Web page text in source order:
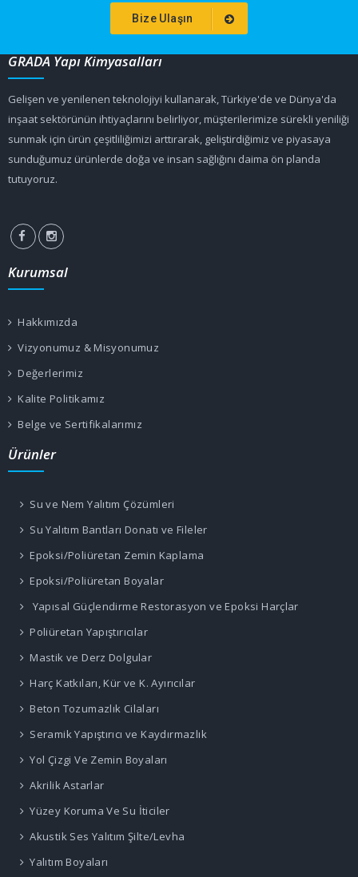
Bize Ulaşın
GRADA Yapı Kimyasalları
Gelişen ve yenilenen teknolojiyi kullanarak, Türkiye'de ve Dünya'da
inşaat sektörünün ihtiyaçlarını belirliyor, müşterilerimize sürekli yeniliği
sunmak için ürün çeşitliliğimizi arttırarak, geliştirdiğimiz ve piyasaya
sunduğumuz ürünlerde doğa ve insan sağlığını daima ön planda
tutuyoruz.
Kurumsal
Hakkımızda
Vizyonumuz & Misyonumuz
Değerlerimiz
Kalite Politikamız
Belge ve Sertifikalarımız
Ürünler
Su ve Nem Yalıtım Çözümleri
Su Yalıtım Bantları Donatı ve Fileler
Epoksi/Poliüretan Zemin Kaplama
Epoksi/Poliüretan Boyalar
Yapısal Güçlendirme Restorasyon ve Epoksi Harçlar
Poliüretan Yapıştırıcılar
Mastik ve Derz Dolgular
Harç Katkıları, Kür ve K. Ayırıcılar
Beton Tozumazlık Cilaları
Seramik Yapıştırıcı ve Kaydırmazlık
Yol Çizgi Ve Zemin Boyaları
Akrilik Astarlar
Yüzey Koruma Ve Su İticiler
Akustik Ses Yalıtım Şilte/Levha
Yalıtım Boyaları